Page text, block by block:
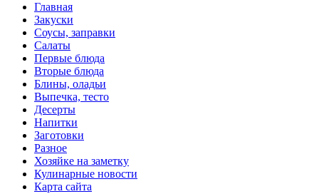
Главная
Закуски
Соусы, заправки
Салаты
Первые блюда
Вторые блюда
Блины, оладьи
Выпечка, тесто
Десерты
Напитки
Заготовки
Разное
Хозяйке на заметку
Кулинарные новости
Карта сайта